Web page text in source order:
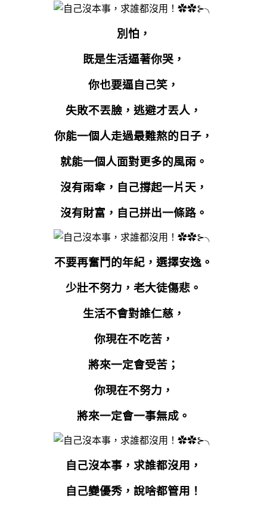
別怕，
既是生活逼著你哭，
你也要逼自己笑，
失敗不丟臉，逃避才丟人，
你能一個人走過最難熬的日子，
就能一個人面對更多的風雨。
沒有雨傘，自己撐起一片天，
沒有財富，自己拼出一條路。
不要再奮鬥的年紀，選擇安逸。
少壯不努力，老大徒傷悲。
生活不會對誰仁慈，
你現在不吃苦，
將來一定會受苦；
你現在不努力，
將來一定會一事無成。
自己沒本事，求誰都沒用，
自己變優秀，說啥都管用！